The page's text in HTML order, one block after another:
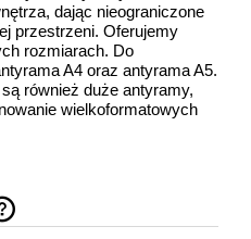
dając nieograniczone
przestrzeni. Oferujemy
rozmiarach. Do
A4 oraz antyrama A5.
również duże antyramy,
wielkoformatowych
kosztów płatności